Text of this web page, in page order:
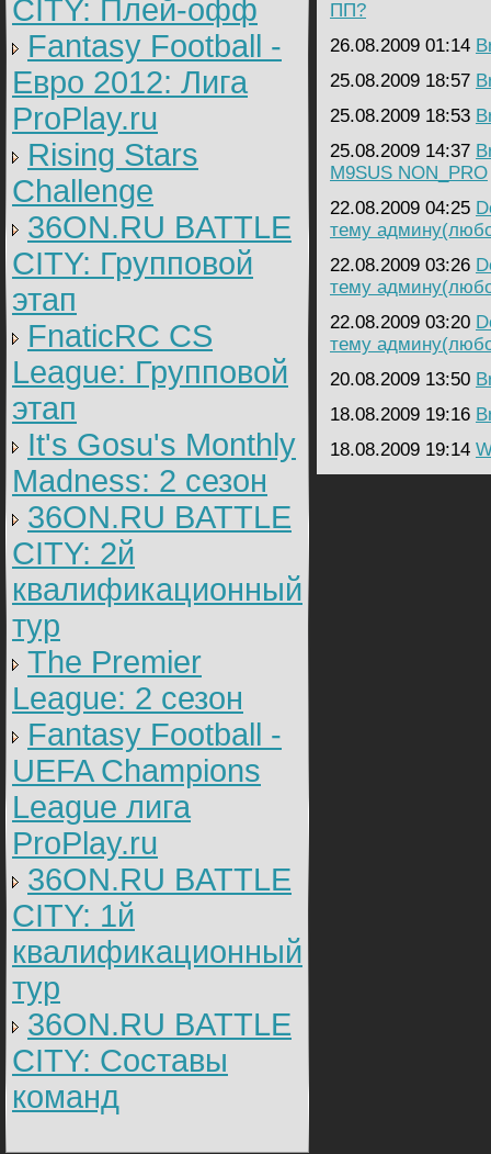
CITY: Плей-офф
Fantasy Football -
Евро 2012: Лига
ProPlay.ru
Rising Stars
Challenge
36ON.RU BATTLE
CITY: Групповой
этап
FnaticRC CS
League: Групповой
этап
It's Gosu's Monthly
Madness: 2 сезон
36ON.RU BATTLE
CITY: 2й
квалификационный
тур
The Premier
League: 2 cезон
Fantasy Football -
UEFA Champions
League лига
ProPlay.ru
36ON.RU BATTLE
CITY: 1й
квалификационный
тур
36ON.RU BATTLE
CITY: Составы
команд
ПП?
26.08.2009 01:14
25.08.2009 18:57
25.08.2009 18:53
25.08.2009 14:37
M9SUS NON_PRO
22.08.2009 04:25
тему
22.08.2009 03:26
тему
22.08.2009 03:20
тему
20.08.2009 13:50
18.08.2009 19:16
18.08.2009 19:14